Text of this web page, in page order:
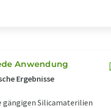
Anwendung
Ergebnisse
gängigen Silicamaterilien